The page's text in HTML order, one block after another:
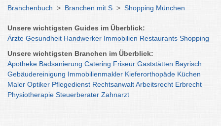
Branchenbuch > Branchen mit S > Shopping München
Unsere wichtigsten Guides im Überblick:
Ärzte Gesundheit Handwerker Immobilien Restaurants Shopping
Unsere wichtigsten Branchen im Überblick:
Apotheke Badsanierung Catering Friseur Gaststätten Bayrisch
Gebäudereinigung Immobilienmakler Kieferorthopäde Küchen
Maler Optiker Pflegedienst RechtsanwaltArbeitsrecht Erbrecht
Physiotherapie Steuerberater Zahnarzt